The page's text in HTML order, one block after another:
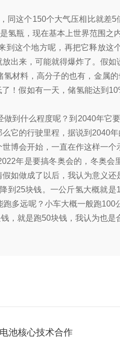
同这个150个大气压相比就
氢瓶，现在基本上世界范围之
这个地方呢，再把它释放
出来，可能就得爆炸了。假
材料，高分子的也有，金属
！假如有一天，储氢能达到
到什么程度呢？到2040年
它的行驶里程，据说到2040
博会开始，一直在作这样一
年是要搞冬奥会的，冬奥
如做成了以后，我认为意义
到25块钱。一公斤氢大概就
多远呢？小车大概一般跑
，就是跑50块钱，我认为也是
池核心技术合作